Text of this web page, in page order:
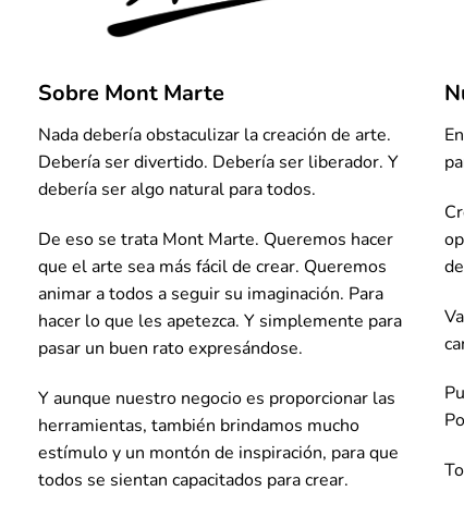
Sobre Mont Marte
Nada debería obstaculizar la creación de arte.
Debería ser divertido. Debería ser liberador. Y
debería ser algo natural para todos.
De eso se trata Mont Marte. Queremos hacer
que el arte sea más fácil de crear. Queremos
animar a todos a seguir su imaginación. Para
hacer lo que les apetezca. Y simplemente para
pasar un buen rato expresándose.
Y aunque nuestro negocio es proporcionar las
herramientas, también brindamos mucho
estímulo y un montón de inspiración, para que
todos se sientan capacitados para crear.